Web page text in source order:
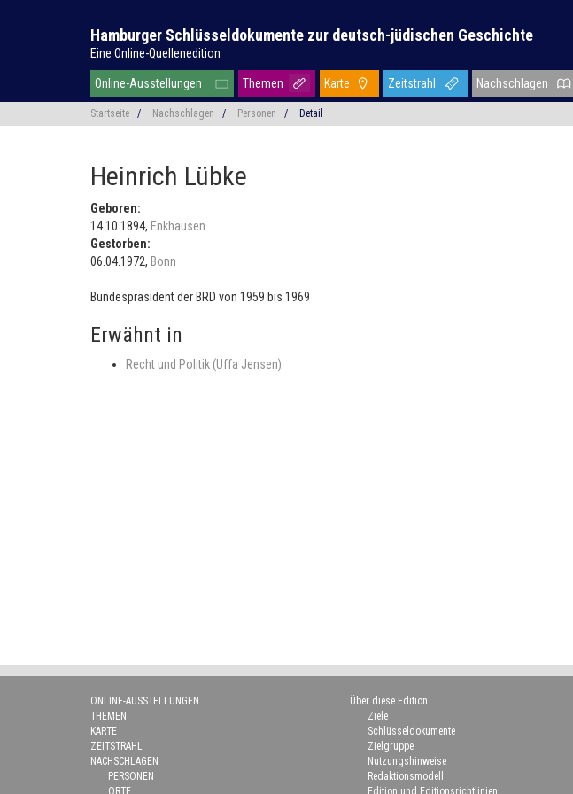
Hamburger Schlüsseldokumente zur deutsch-jüdischen Geschichte
Eine Online-Quellenedition
Online-Ausstellungen Themen Karte Zeitstrahl Nachschlagen
Startseite / Nachschlagen / Personen / Detail
Heinrich Lübke
Geboren:
14.10.1894, Enkhausen
Gestorben:
06.04.1972, Bonn
Bundespräsident der BRD von 1959 bis 1969
Erwähnt in
Recht und Politik (Uffa Jensen)
ONLINE-AUSSTELLUNGEN
THEMEN
KARTE
ZEITSTRAHL
NACHSCHLAGEN
PERSONEN
ORTE
Über diese Edition
Ziele
Schlüsseldokumente
Zielgruppe
Nutzungshinweise
Redaktionsmodell
Edition und Editionsrichtlinien